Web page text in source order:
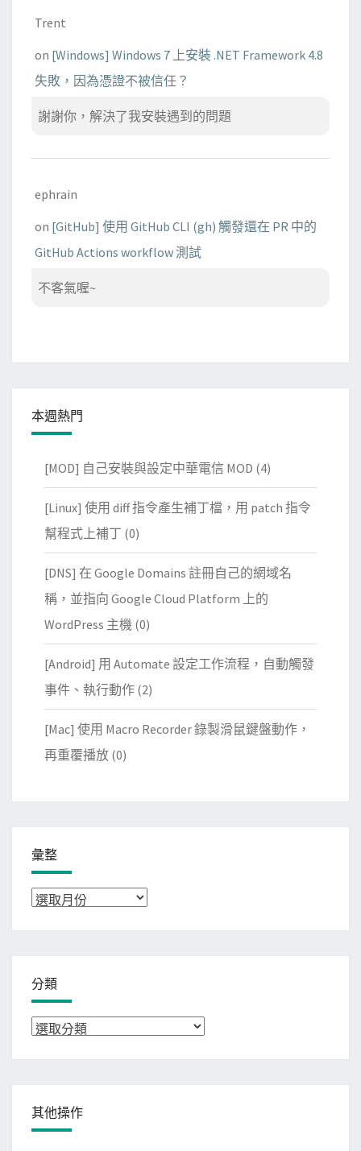
Trent
on [Windows] Windows 7 上安裝 .NET Framework 4.8
失敗，因為憑證不被信任？
謝謝你，解決了我安裝遇到的問題
ephrain
on [GitHub] 使用 GitHub CLI (gh) 觸發還在 PR 中的
GitHub Actions workflow 測試
不客氣喔~
本週熱門
[MOD] 自己安裝與設定中華電信 MOD (4)
[Linux] 使用 diff 指令產生補丁檔，用 patch 指令
幫程式上補丁 (0)
[DNS] 在 Google Domains 註冊自己的網域名
稱，並指向 Google Cloud Platform 上的
WordPress 主機 (0)
[Android] 用 Automate 設定工作流程，自動觸發
事件、執行動作 (2)
[Mac] 使用 Macro Recorder 錄製滑鼠鍵盤動作，
再重覆播放 (0)
彙整
彙
分類
分
其他操作